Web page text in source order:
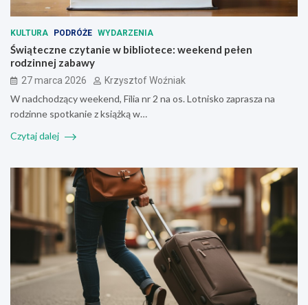
KULTURA PODRÓŻE WYDARZENIA
Świąteczne czytanie w bibliotece: weekend pełen
rodzinnej zabawy
27 marca 2026 Krzysztof Woźniak
W nadchodzący weekend, Filia nr 2 na os. Lotnisko zaprasza na
rodzinne spotkanie z książką w…
Czytaj dalej